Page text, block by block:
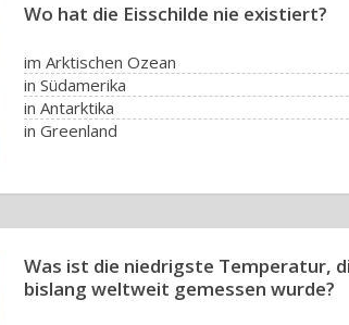
Wo hat die Eisschilde nie existiert?
im Arktischen Ozean
in Südamerika
in Antarktika
in Greenland
Was ist die niedrigste Temperatur,
bislang weltweit gemessen wurde?